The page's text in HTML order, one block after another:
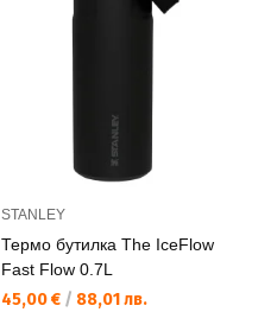
STANLEY
Термо бутилка The IceFlow
Fast Flow 0.7L
Текуща цена:
45,00 € / 88,01 лв.